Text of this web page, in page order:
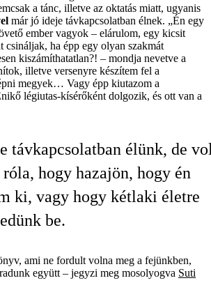
a tánc, illetve az oktatás miatt, ugyanis
már jó ideje távkapcsolatban élnek. „Én egy
ember vagyok – elárulom, egy kicsit
csináljak, ha épp egy olyan szakmát
kiszámíthatatlan?! – mondja nevetve a
illetve versenyre készítem fel a
megyek… Vagy épp kiutazom a
légiutas-kísérőként dolgozik, és ott van a
távkapcsolatban élünk, de
hogy hazajön, hogy én
ki, vagy hogy kétlaki életre
be.
ami ne fordult volna meg a fejünkben,
együtt – jegyzi meg mosolyogva Suti